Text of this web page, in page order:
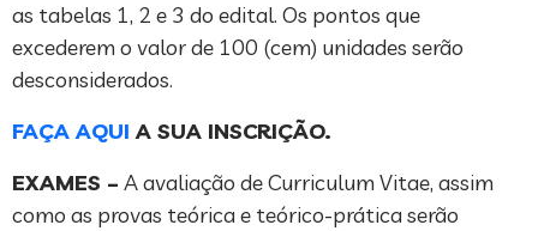
as tabelas 1, 2 e 3 do edital. Os pontos que
excederem o valor de 100 (cem) unidades serão
desconsiderados.
FAÇA AQUI A SUA INSCRIÇÃO.
EXAMES – A avaliação de Curriculum Vitae, assim
como as provas teórica e teórico-prática serão